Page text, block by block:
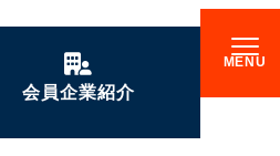
会員企業紹介